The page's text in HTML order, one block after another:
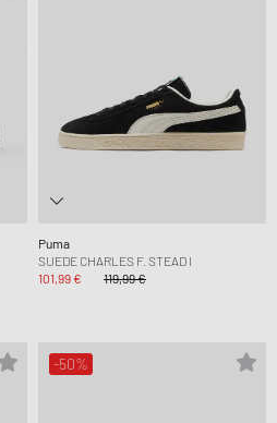
Puma
SUEDE CHARLES F. STEAD I
101,99 €
119,99 €
-50%